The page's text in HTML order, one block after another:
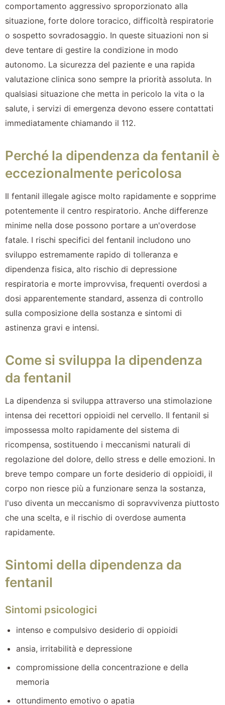
comportamento aggressivo sproporzionato alla
situazione, forte dolore toracico, difficoltà respiratorie
o sospetto sovradosaggio. In queste situazioni non si
deve tentare di gestire la condizione in modo
autonomo. La sicurezza del paziente e una rapida
valutazione clinica sono sempre la priorità assoluta. In
qualsiasi situazione che metta in pericolo la vita o la
salute, i servizi di emergenza devono essere contattati
immediatamente chiamando il 112.
Perché la dipendenza da fentanil è
eccezionalmente pericolosa
Il fentanil illegale agisce molto rapidamente e sopprime
potentemente il centro respiratorio. Anche differenze
minime nella dose possono portare a un'overdose
fatale. I rischi specifici del fentanil includono uno
sviluppo estremamente rapido di tolleranza e
dipendenza fisica, alto rischio di depressione
respiratoria e morte improvvisa, frequenti overdosi a
dosi apparentemente standard, assenza di controllo
sulla composizione della sostanza e sintomi di
astinenza gravi e intensi.
Come si sviluppa la dipendenza
da fentanil
La dipendenza si sviluppa attraverso una stimolazione
intensa dei recettori oppioidi nel cervello. Il fentanil si
impossessa molto rapidamente del sistema di
ricompensa, sostituendo i meccanismi naturali di
regolazione del dolore, dello stress e delle emozioni. In
breve tempo compare un forte desiderio di oppioidi, il
corpo non riesce più a funzionare senza la sostanza,
l'uso diventa un meccanismo di sopravvivenza piuttosto
che una scelta, e il rischio di overdose aumenta
rapidamente.
Sintomi della dipendenza da
fentanil
Sintomi psicologici
intenso e compulsivo desiderio di oppioidi
ansia, irritabilità e depressione
compromissione della concentrazione e della
memoria
ottundimento emotivo o apatia